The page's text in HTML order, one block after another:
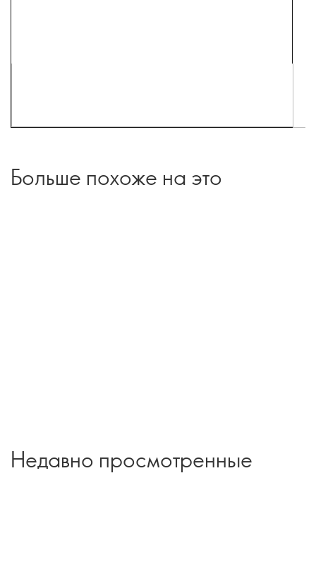
Больше похоже на это
Недавно просмотренные